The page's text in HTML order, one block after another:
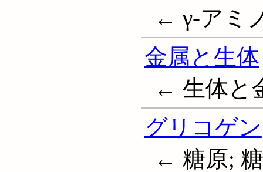
← γ-アミ
金属と生体
← 生体と
グリコゲン
← 糖原;